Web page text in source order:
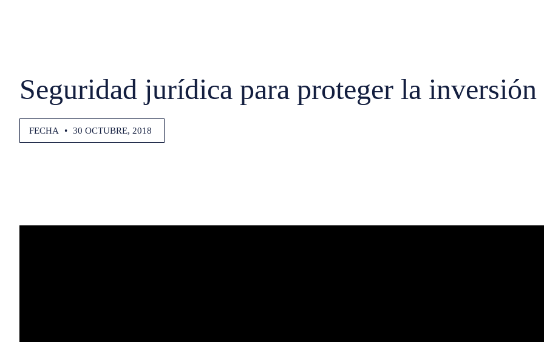
Seguridad jurídica para proteger la inversión
FECHA • 30 OCTUBRE, 2018